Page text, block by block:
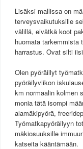
Lisäksi mallissa on
terveysvaikutuksille
välillä, eivätkä koot
huomata tarkemmista
harrastus. Ovat silti
Olen pyöräillyt
pyöräilyviikon
km normaalin kolmen
monia tätä isompi
alamäkipyörä,
Työmatkapyöräilyyn
mäkiosuuksille
katseita kääntämään.